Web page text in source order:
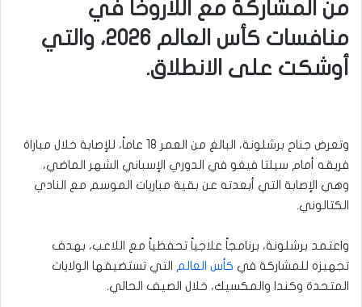
من المشاركة مع اللاروخا في
منافسات كأس العالم 2026، والتي
أوشكت على الانطلاق.
وتعرض جناح برشلونة، البالغ من العمر 18 عاماً، للإصابة خلال مباراة
فريقه أمام سيلتا فيغو في الدوري الإسباني الشهر الماضي،
وهي الإصابة التي أبعدته عن بقية مباريات الموسم مع النادي
الكتالوني.
واعتمد برشلونة، برنامجاً علاجياً تحفظياً مع اللاعب، بهدف
تجهيزه للمشاركة في كأس العالم
التي تستضيفها الولايات
المتحدة وكندا والمكسيك، خلال الصيف الحالي.